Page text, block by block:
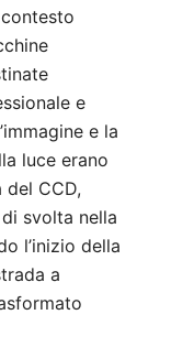
e
e la
luce erano
CCD,
svolta nella
l’inizio della
a